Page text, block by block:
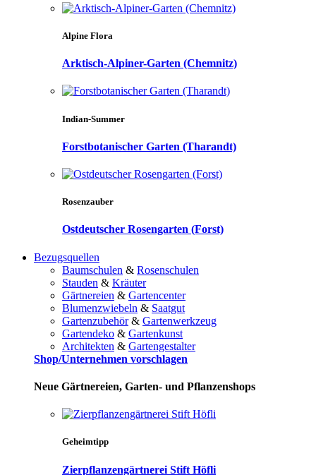
Alpine Flora
Arktisch-Alpiner-Garten (Chemnitz)
Indian-Summer
Forstbotanischer Garten (Tharandt)
Rosenzauber
Ostdeutscher Rosengarten (Forst)
Bezugsquellen
Baumschulen & Rosenschulen
Stauden & Kräuter
Gärtnereien & Gartencenter
Blumenzwiebeln & Saatgut
Gartenzubehör& Gartenwerkzeug
Gartendeko & Gartenkunst
Architekten & Gartengestalter
Shop/Unternehmen vorschlagen
Neue Gärtnereien, Garten- und Pflanzenshops
Geheimtipp
Zierpflanzengärtnerei Stift Höfli